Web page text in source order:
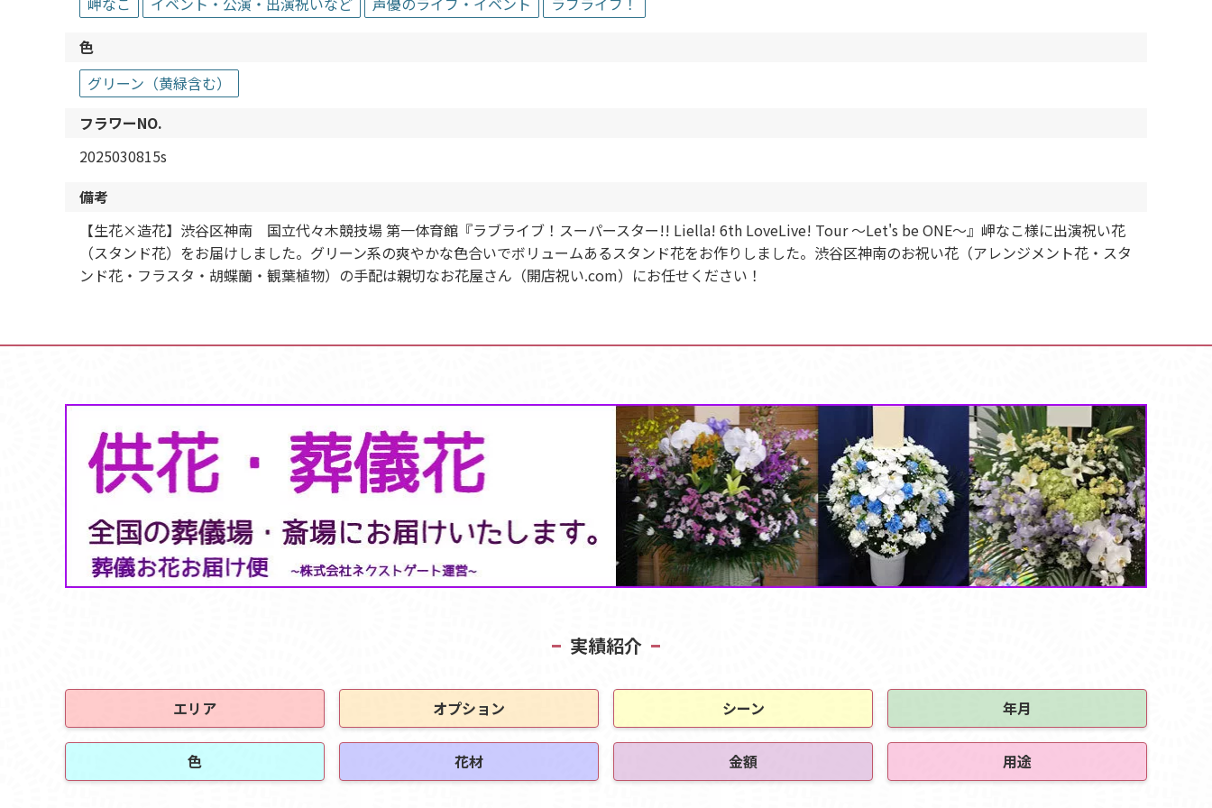
色
グリーン（黄緑含む）
フラワーNO.
2025030815s
備考
【生花×造花】渋谷区神南 国立代々木競技場 第一体育館『ラブライブ！スーパースター!! Liella! 6th LoveLive! Tour ～Let's be ONE～』岬なこ様に出演祝い花
（スタンド花）をお届けしました。グリーン系の爽やかな色合いでボリュームあるスタンド花をお作りしました。渋谷区神南のお祝い花（アレンジメント花・スタ
ンド花・フラスタ・胡蝶蘭・観葉植物）の手配は親切なお花屋さん（開店祝い.com）にお任せください！
実績紹介
エリア オプション シーン 年月
色 花材 金額 用途